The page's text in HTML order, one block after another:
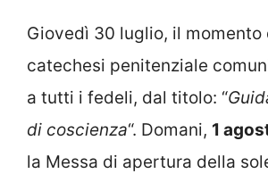
Giovedì 30 luglio, il momento
catechesi penitenziale
a tutti i fedeli, dal titolo: “
di coscienza“. Domani, 1
la Messa di apertura della